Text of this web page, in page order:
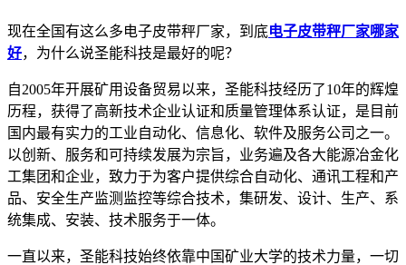
现在全国有这么多电子皮带秤厂家，到底电子皮带秤厂家哪家
好，为什么说圣能科技是最好的呢？
自2005年开展矿用设备贸易以来，圣能科技经历了10年的辉煌
历程，获得了高新技术企业认证和质量管理体系认证，是目前
国内最有实力的工业自动化、信息化、软件及服务公司之一。
以创新、服务和可持续发展为宗旨，业务遍及各大能源冶金化
工集团和企业，致力于为客户提供综合自动化、通讯工程和产
品、安全生产监测监控等综合技术，集研发、设计、生产、系
统集成、安装、技术服务于一体。
一直以来，圣能科技始终依靠中国矿业大学的技术力量，一切